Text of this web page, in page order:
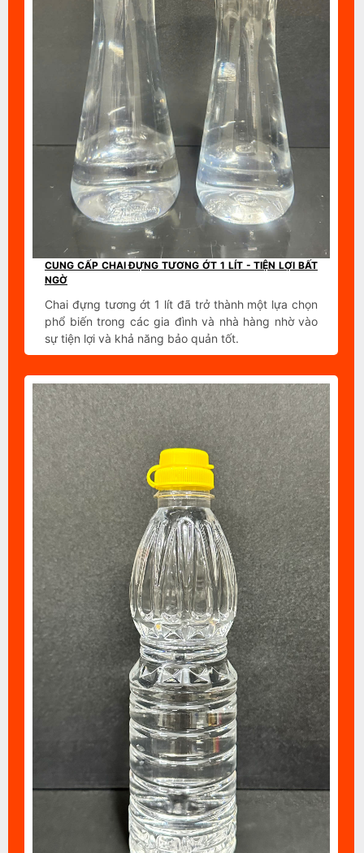
CUNG CẤP CHAI ĐỰNG TƯƠNG ỚT 1 LÍT - TIỆN LỢI BẤT
NGỜ
Chai đựng tương ớt 1 lít đã trở thành một lựa chọn
phổ biến trong các gia đình và nhà hàng nhờ vào
sự tiện lợi và khả năng bảo quản tốt.